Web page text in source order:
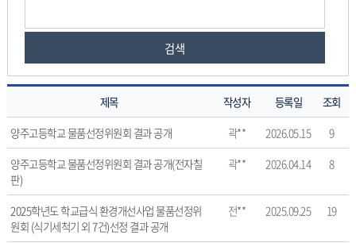
검색
물
품
선
정
위
원
회
제목 작성자 등록일
조회
양주고등학교 물품선정위원회 결과 공개
곽** 2026.05.15
9
양주고등학교 물품선정위원회 결과 공개(전자칠
판)
곽** 2026.04.14 8
2025학년도 학교급식 환경개선사업 물품선정위
원회 (식기세척기 외 7건)선정 결과 공개
전** 2025.09.25 19